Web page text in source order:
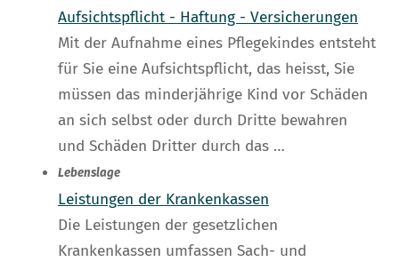
Aufsichtspflicht - Haftung - Versicherungen
Mit der Aufnahme eines Pflegekindes entsteht
für Sie eine Aufsichtspflicht, das heisst, Sie
müssen das minderjährige Kind vor Schäden
an sich selbst oder durch Dritte bewahren
und Schäden Dritter durch das …
Lebenslage
Leistungen der Krankenkassen
Die Leistungen der gesetzlichen
Krankenkassen umfassen Sach- und